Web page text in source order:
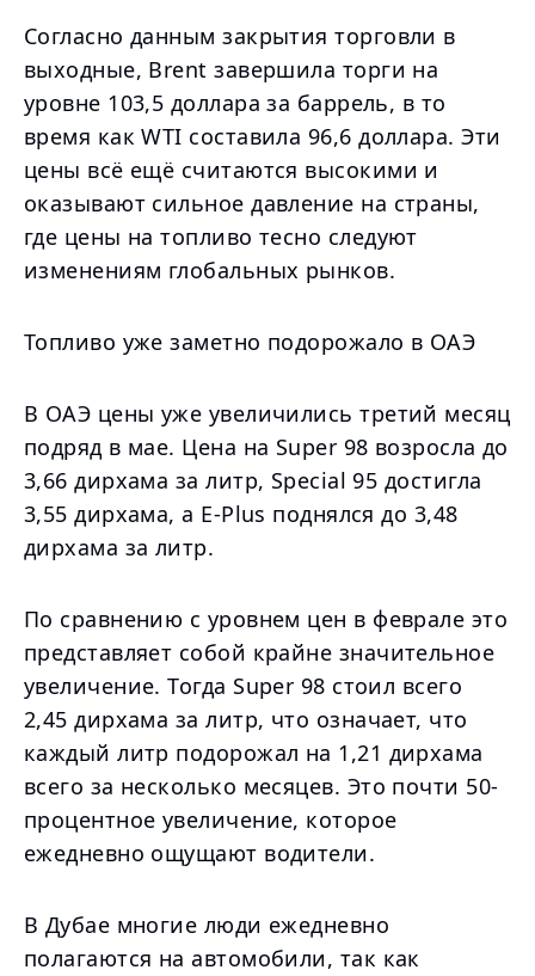
Согласно данным закрытия торговли в
выходные, Brent завершила торги на
уровне 103,5 доллара за баррель, в то
время как WTI составила 96,6 доллара. Эти
цены всё ещё считаются высокими и
оказывают сильное давление на страны,
где цены на топливо тесно следуют
изменениям глобальных рынков.
Топливо уже заметно подорожало в ОАЭ
В ОАЭ цены уже увеличились третий месяц
подряд в мае. Цена на Super 98 возросла до
3,66 дирхама за литр, Special 95 достигла
3,55 дирхама, а E-Plus поднялся до 3,48
дирхама за литр.
По сравнению с уровнем цен в феврале это
представляет собой крайне значительное
увеличение. Тогда Super 98 стоил всего
2,45 дирхама за литр, что означает, что
каждый литр подорожал на 1,21 дирхама
всего за несколько месяцев. Это почти 50-
процентное увеличение, которое
ежедневно ощущают водители.
В Дубае многие люди ежедневно
полагаются на автомобили, так как